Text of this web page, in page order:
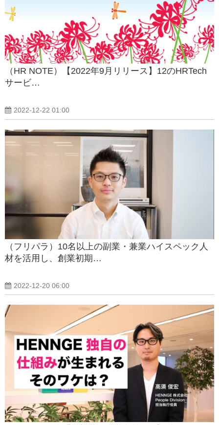
（HR NOTE）【2022年9月リリース】12のHRTech
サービ…
2022-12-22 01:00
（フリパラ）10名以上の副業・兼業ハイスペック人
材を活用し、創業初期…
2022-12-20 06:00